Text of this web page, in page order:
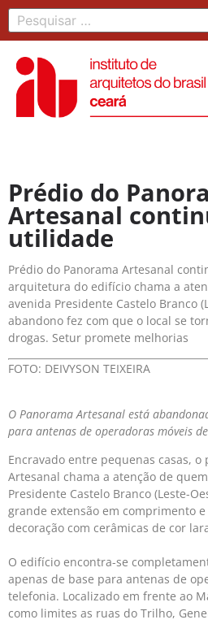
Prédio do
Artesanal
utilidade
Prédio do Panorama Artesanal
arquitetura do edifício chama a
avenida Presidente Castelo Branco
abandono fez com que o local se
drogas. Setur promete melhorias
FOTO: DEIVYSON TEIXEIRA
O Panorama Artesanal está
para antenas de operadoras móveis
Encravado entre pequenas casas, o
Artesanal chama a atenção de
Presidente Castelo Branco (Leste-
grande extensão em comprimento
decoração com cerâmicas de cor
O edifício encontra-se
apenas de base para antenas de
telefonia. Localizado em frente ao
como limites as ruas do Trilho,